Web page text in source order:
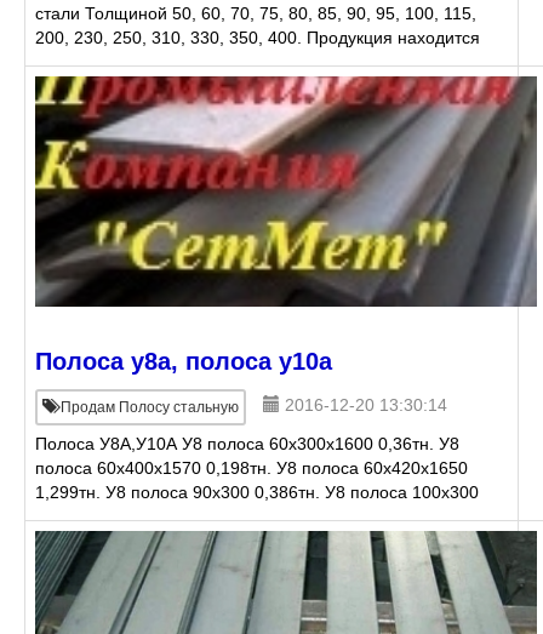
стали Толщиной 50, 60, 70, 75, 80, 85, 90, 95, 100, 115,
200, 230, 250, 310, 330, 350, 400. Продукция находится
на складе г.Екатеринбург Полную инф
Полоса у8а, полоса у10а
Продам Полосу стальную
2016-12-20 13:30:14
Полоса У8А,У10А У8 полоса 60х300х1600 0,36тн. У8
полоса 60х400х1570 0,198тн. У8 полоса 60х420х1650
1,299тн. У8 полоса 90х300 0,386тн. У8 полоса 100х300
1,923тн. У8 полоса 110х310 1,008тн.